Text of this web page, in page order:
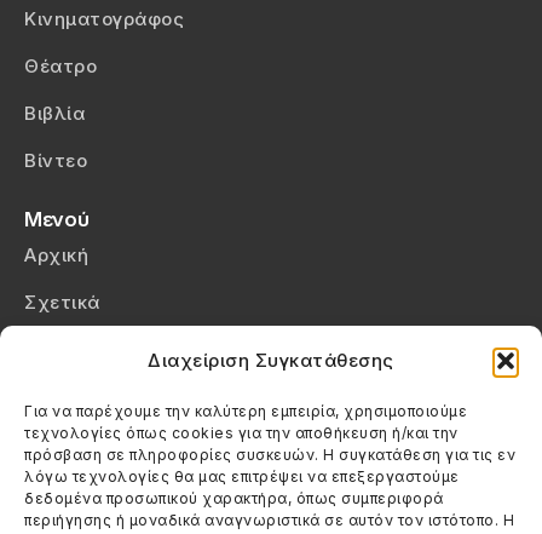
Διαχείριση Συγκατάθεσης
Για να παρέχουμε την καλύτερη εμπειρία, χρησιμοποιούμε
τεχνολογίες όπως cookies για την αποθήκευση ή/και την
πρόσβαση σε πληροφορίες συσκευών. Η συγκατάθεση για τις εν
λόγω τεχνολογίες θα μας επιτρέψει να επεξεργαστούμε
δεδομένα προσωπικού χαρακτήρα, όπως συμπεριφορά
περιήγησης ή μοναδικά αναγνωριστικά σε αυτόν τον ιστότοπο. Η
Κινηματογράφος
Θέατρο
Βιβλία
Βίντεο
Μενού
Αρχική
Σχετικά
Πολιτική Cookies (ΕΕ)
Στοιχεία Επικοινωνίας
Καλεσέ μας